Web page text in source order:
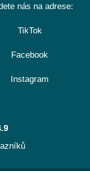
nás na adrese:
TikTok
Facebook
Instagram